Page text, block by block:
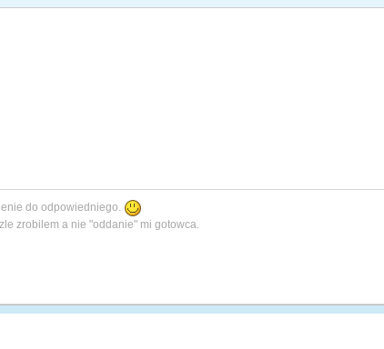
do odpowiedniego.
zrobilem a nie "oddanie" mi gotowca.